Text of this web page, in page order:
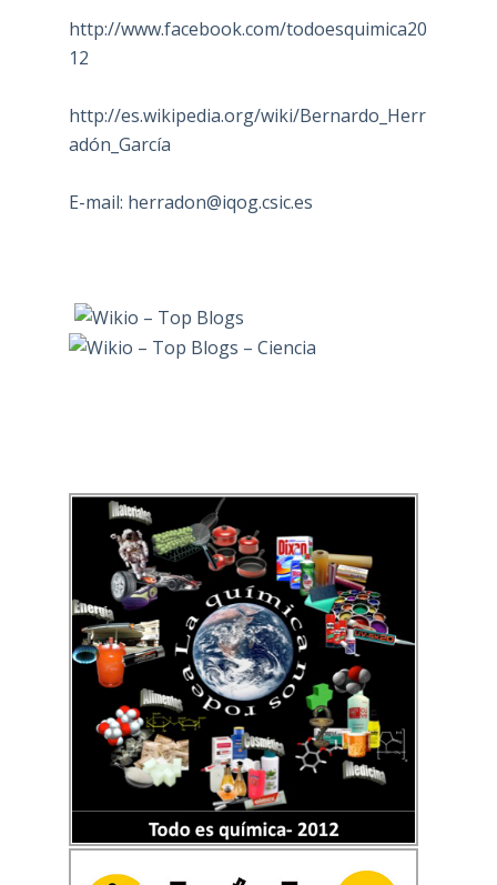
http://www.facebook.com/todoesquimica20
12
http://es.wikipedia.org/wiki/Bernardo_Herr
adón_García
E-mail: herradon@iqog.csic.es